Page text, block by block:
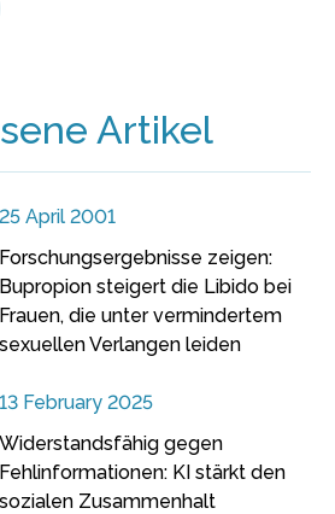
Artikel
25 April 2001
Forschungsergebnisse zeigen:
Bupropion steigert die Libido bei
Frauen, die unter vermindertem
sexuellen Verlangen leiden
13 February 2025
Widerstandsfähig gegen
Fehlinformationen: KI stärkt den
sozialen Zusammenhalt